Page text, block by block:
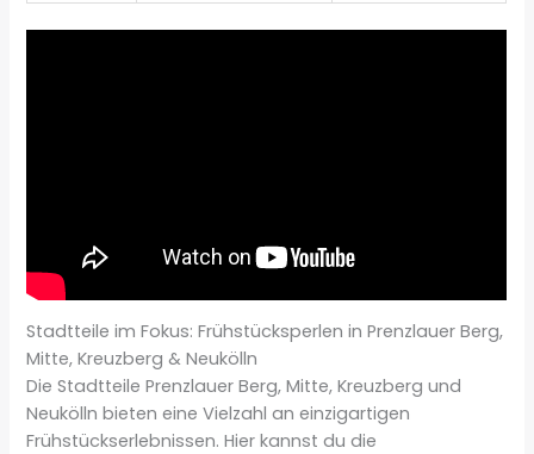
Stadtteile im Fokus: Frühstücksperlen in Prenzlauer Berg,
Mitte, Kreuzberg & Neukölln
Die Stadtteile Prenzlauer Berg, Mitte, Kreuzberg und
Neukölln bieten eine Vielzahl an einzigartigen
Frühstückserlebnissen. Hier kannst du die